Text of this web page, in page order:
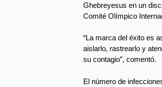
Ghebreyesus en un
Comité Olímpico
“La marca del éxito es
aislarlo, rastrearlo y
su contagio”, comentó.
El número de